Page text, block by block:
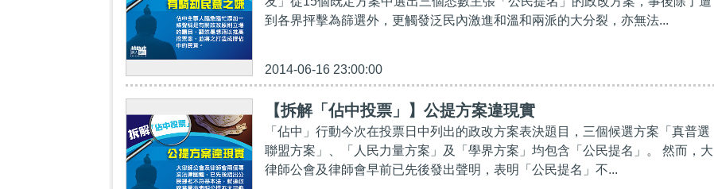
到各界抨擊為篩選外，更觸發泛民內激進和溫和兩派的大分裂，亦無法...
2014-06-16 23:00:00
【拆解「佔中投票」】公提方案違現實
「佔中」行動今次在投票日中列出的政改方案表決題目，三個候選方案「真普選
聯盟方案」、「人民力量方案」及「學界方案」均包含「公民提名」。 然而，大
律師公會及律師會早前已先後發出聲明，表明「公民提名」不...